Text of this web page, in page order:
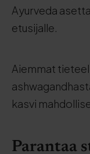
Ayurveda
etusijalle.
Aiemmat
kasvi
Parantaa